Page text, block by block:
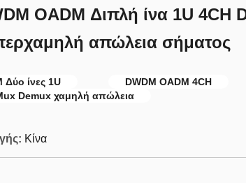
OADM Διπλή ίνα 1U 4CH
απώλεια σήματος
Δύο ίνες 1U
DWDM OADM 4CH
Demux χαμηλή απώλεια
Κίνα